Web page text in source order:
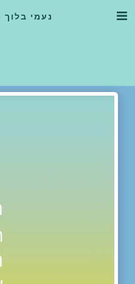
נעמי בלוך